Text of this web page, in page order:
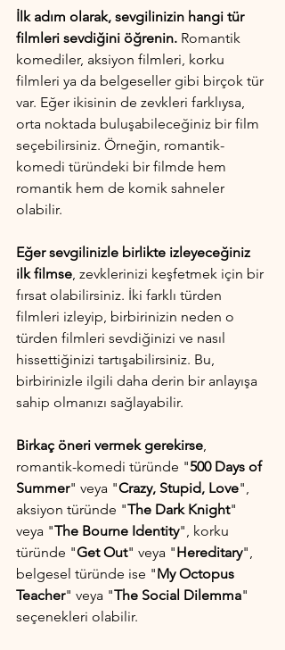
İlk adım olarak, sevgilinizin hangi tür
filmleri sevdiğini öğrenin. Romantik
komediler, aksiyon filmleri, korku
filmleri ya da belgeseller gibi birçok tür
var. Eğer ikisinin de zevkleri farklıysa,
orta noktada buluşabileceğiniz bir film
seçebilirsiniz. Örneğin, romantik-
komedi türündeki bir filmde hem
romantik hem de komik sahneler
olabilir.
Eğer sevgilinizle birlikte izleyeceğiniz
ilk filmse, zevklerinizi keşfetmek için bir
fırsat olabilirsiniz. İki farklı türden
filmleri izleyip, birbirinizin neden o
türden filmleri sevdiğinizi ve nasıl
hissettiğinizi tartışabilirsiniz. Bu,
birbirinizle ilgili daha derin bir anlayışa
sahip olmanızı sağlayabilir.
Birkaç öneri vermek gerekirse,
romantik-komedi türünde "500 Days of
Summer" veya "Crazy, Stupid, Love",
aksiyon türünde "The Dark Knight"
veya "The Bourne Identity", korku
türünde "Get Out" veya "Hereditary",
belgesel türünde ise "My Octopus
Teacher" veya "The Social Dilemma"
seçenekleri olabilir.